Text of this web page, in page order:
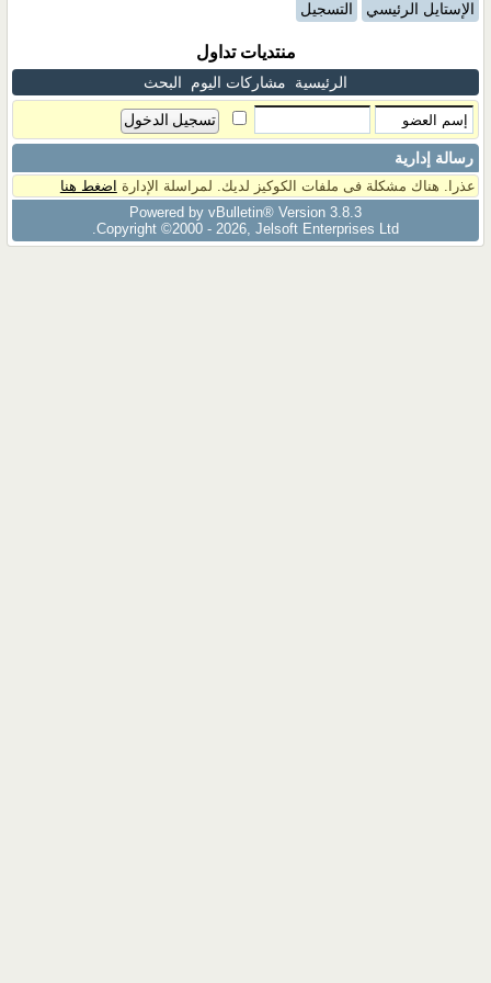
الإستايل الرئيسي التسجيل
منتديات تداول
الرئيسية مشاركات اليوم البحث
رسالة إدارية
عذرا. هناك مشكلة فى ملفات الكوكيز لديك. لمراسلة الإدارة اضغط هنا
Powered by vBulletin® Version 3.8.3
Copyright ©2000 - 2026, Jelsoft Enterprises Ltd.